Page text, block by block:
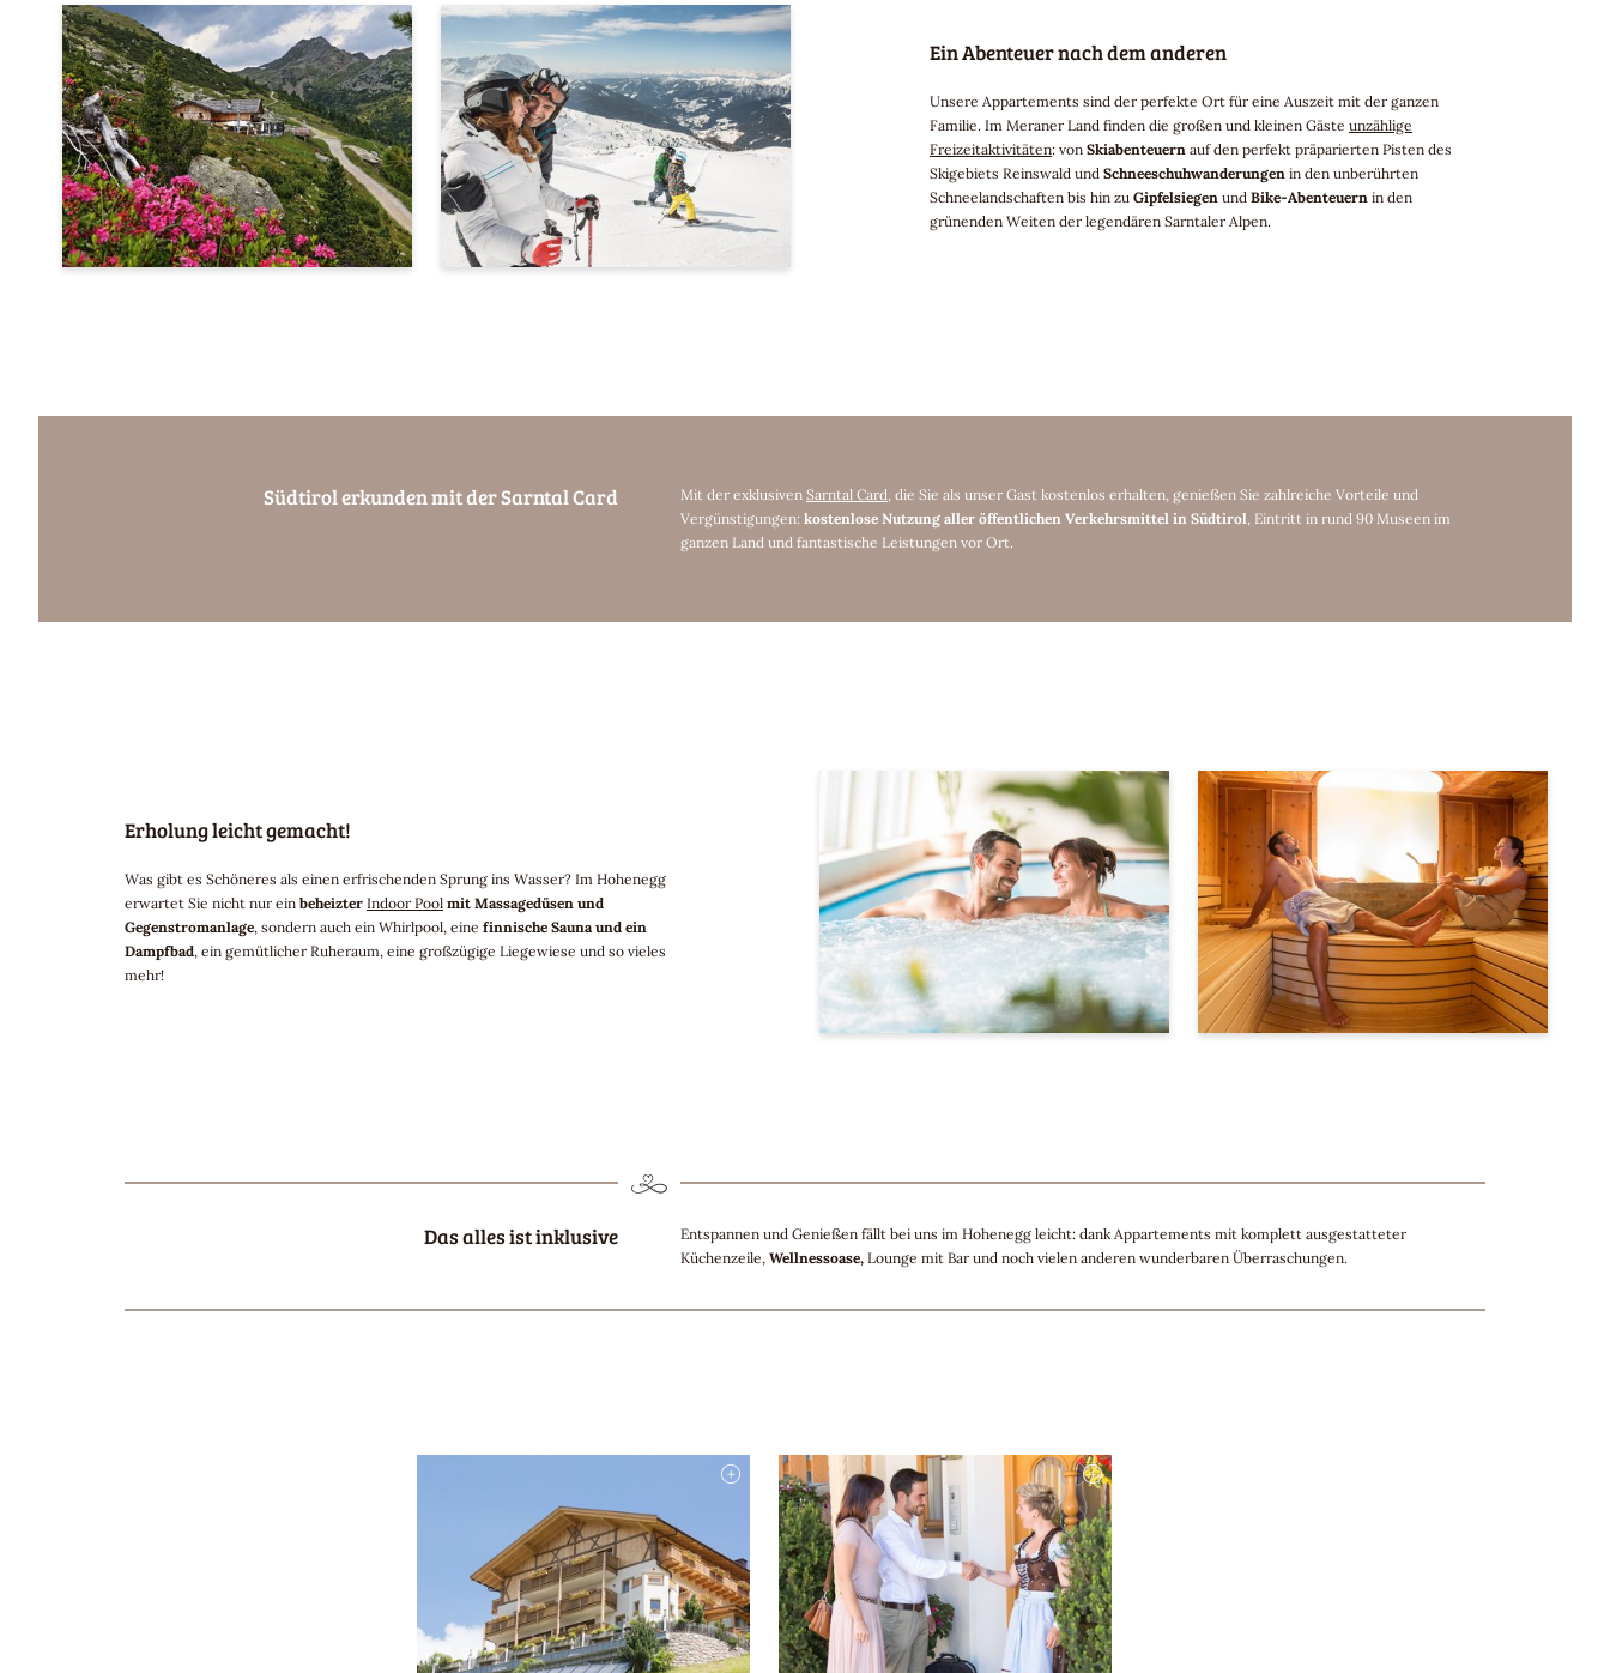
Ein Abenteuer nach dem anderen
Unsere Appartements sind der perfekte Ort für eine Auszeit mit der ganzen
Familie. Im Meraner Land finden die großen und kleinen Gäste unzählige
Freizeitaktivitäten: von Skiabenteuern auf den perfekt präparierten Pisten des
Skigebiets Reinswald und Schneeschuhwanderungen in den unberührten
Schneelandschaften bis hin zu Gipfelsiegen und Bike-Abenteuern in den
grünenden Weiten der legendären Sarntaler Alpen.
Südtirol erkunden mit der Sarntal Card Mit der exklusiven Sarntal Card, die Sie als unser Gast kostenlos erhalten, genießen Sie zahlreiche Vorteile und
Vergünstigungen: kostenlose Nutzung aller öffentlichen Verkehrsmittel in Südtirol, Eintritt in rund 90 Museen im
ganzen Land und fantastische Leistungen vor Ort.
Erholung leicht gemacht!
Was gibt es Schöneres als einen erfrischenden Sprung ins Wasser? Im Hohenegg
erwartet Sie nicht nur ein beheizter Indoor Pool mit Massagedüsen und
Gegenstromanlage, sondern auch ein Whirlpool, eine finnische Sauna und ein
Dampfbad, ein gemütlicher Ruheraum, eine großzügige Liegewiese und so vieles
mehr!
Das alles ist inklusive
Entspannen und Genießen fällt bei uns im Hohenegg leicht: dank Appartements mit komplett ausgestatteter
Küchenzeile, Wellnessoase, Lounge mit Bar und noch vielen anderen wunderbaren Überraschungen.